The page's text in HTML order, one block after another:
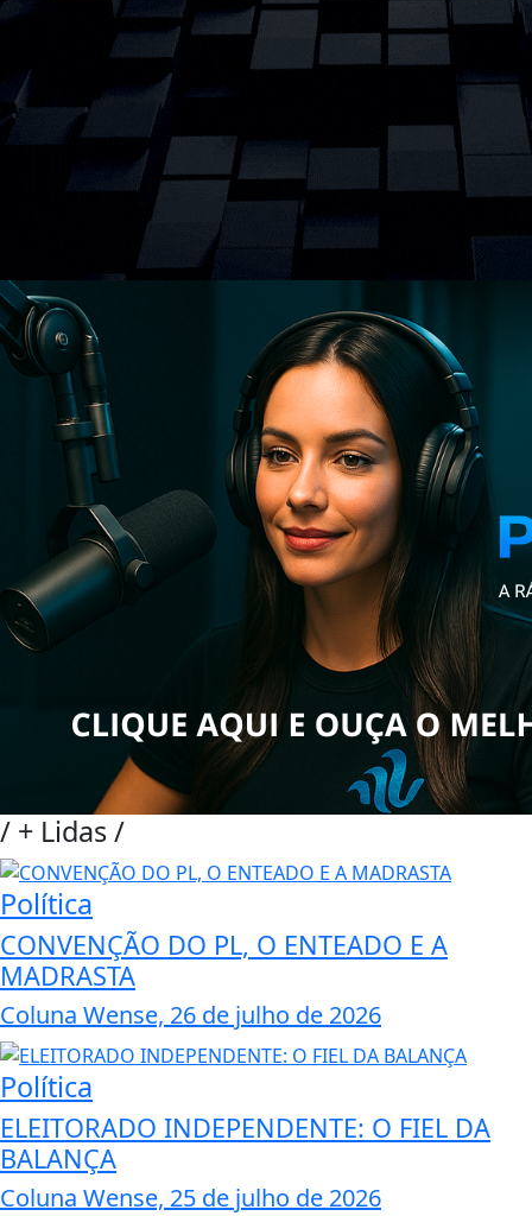
/ + Lidas/
Política
CONVENÇÃO DO PL, O ENTEADO E A
MADRASTA
Coluna Wense, 26 de julho de 2026
Política
ELEITORADO INDEPENDENTE: O FIEL DA
BALANÇA
Coluna Wense, 25 de julho de 2026